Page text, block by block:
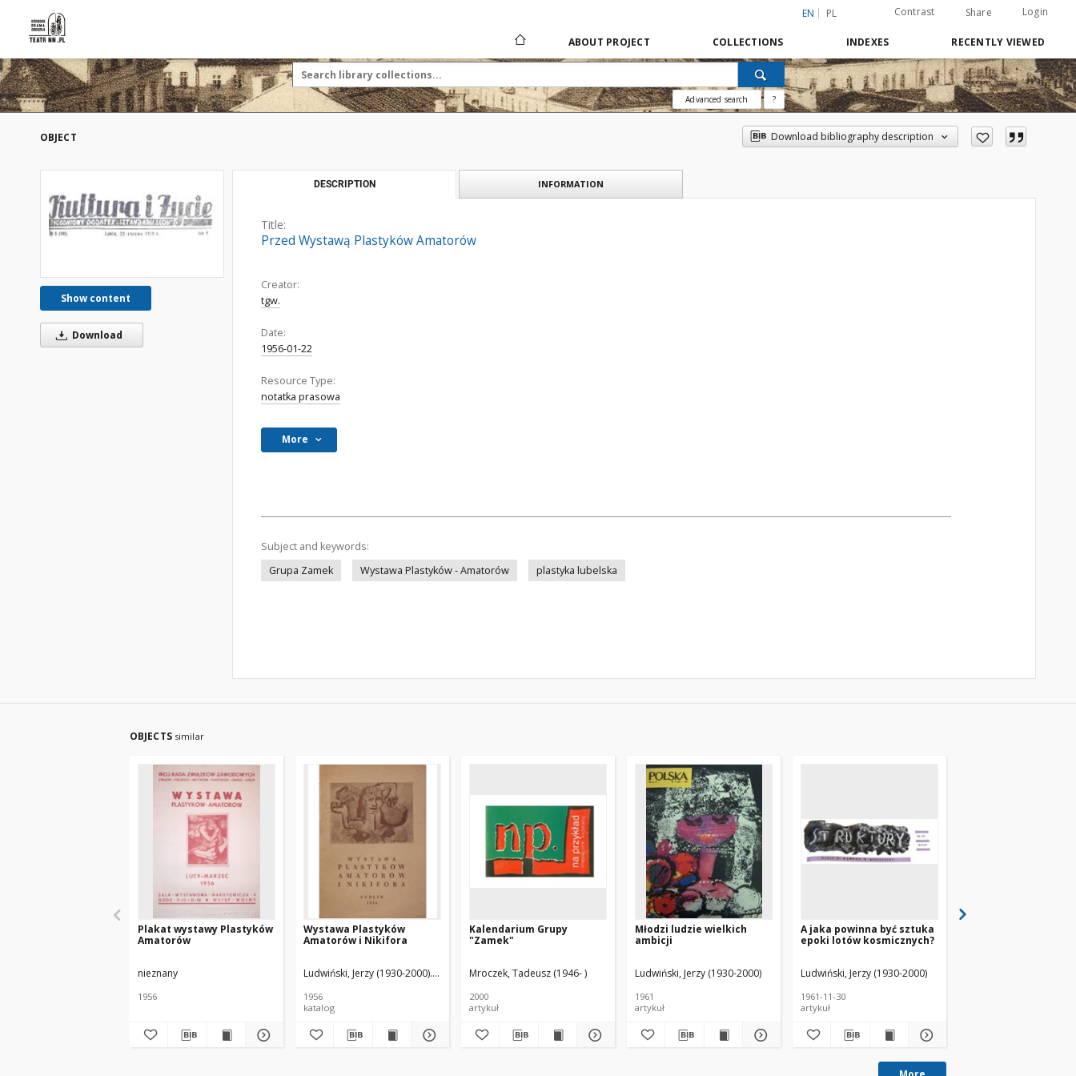
EN PL Contrast Share Login
ABOUT PROJECT COLLECTIONS INDEXES RECENTLY VIEWED
Advanced search ?
OBJECT Download bibliography description
Show content
Download
DESCRIPTION INFORMATION
Title:
Przed Wystawą Plastyków Amatorów
Creator:
tgw.
Date:
1956-01-22
Resource Type:
notatka prasowa
More
Subject and keywords:
Grupa Zamek
Wystawa Plastyków - Amatorów plastyka lubelska
OBJECTS similar
Plakat wystawy Plastyków
Amatorów
nieznany
1956
Wystawa Plastyków
Amatorów i Nikifora
Ludwiński, Jerzy (1930-2000). Wstęp
1956
katalog
Kalendarium Grupy
"Zamek"
Mroczek, Tadeusz (1946- )
2000
artykuł
Młodzi ludzie wielkich
ambicji
Ludwiński, Jerzy (1930-2000)
1961
artykuł
A jaka powinna być sztuka
epoki lotów kosmicznych?
Ludwiński, Jerzy (1930-2000)
1961-11-30
artykuł